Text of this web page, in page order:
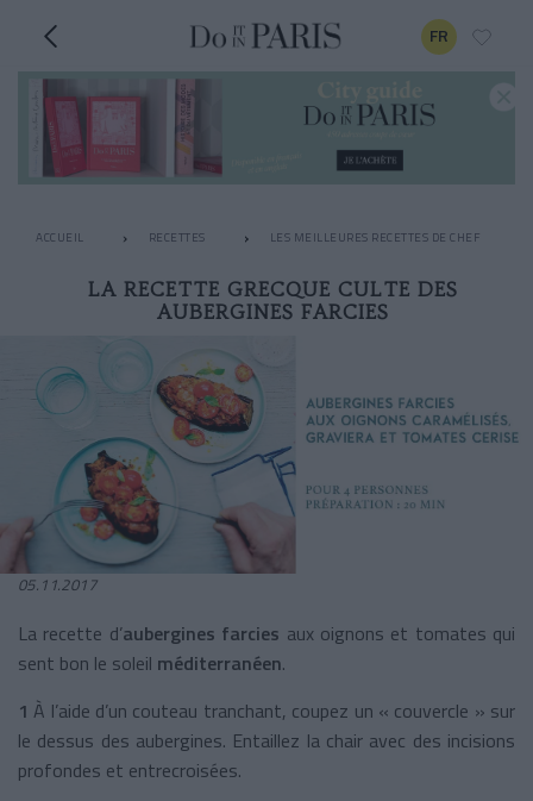
FR
ACCUEIL RECETTES LES MEILLEURES RECETTES DE CHEF
LA RECETTE GRECQUE CULTE DES
AUBERGINES FARCIES
05.11.2017
La recette d’aubergines farcies aux oignons et tomates qui
sent bon le soleil méditerranéen.
1 À l’aide d’un couteau tranchant, coupez un « couvercle » sur
le dessus des aubergines. Entaillez la chair avec des incisions
profondes et entrecroisées.